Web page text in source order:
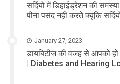
सर्दियों में डिहाईड्रेशन की
पीना पसंद नहीं करते क्यूंकि
January 27, 2023
डायबिटीज की वजह से आपको
| Diabetes and Hearing